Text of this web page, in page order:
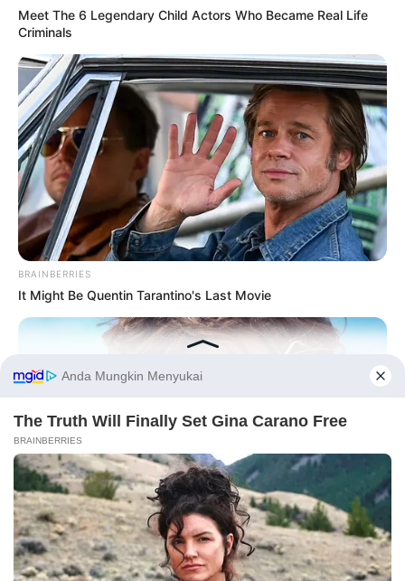
Anti Mainstream, 10 Cara
Membawa Barang Belanjaan
Versi Warga Thailand
Langka Banget! 10 Pose Lucu
Katak yang Bikin Ketawa
Gemes
Ambyar! 10 Kalimat Baper
Pakai Bahasa Jawa Ini Bikin
Galau Abis
Meet The 6 Legendary Child Actors Who Became Real Life
Criminals
BRAINBERRIES
It Might Be Quentin Tarantino's Last Movie
BRAINBERRIES
A Rihanna Museum Is Probably Opening Soon